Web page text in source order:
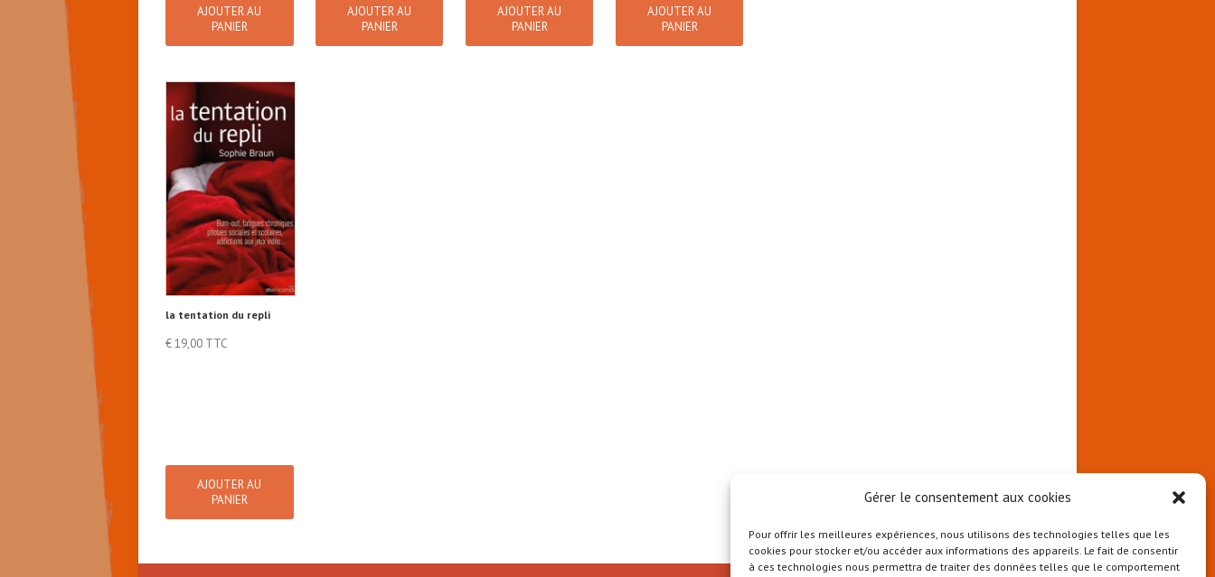
Gérer le consentement aux cookies
Pour offrir les meilleures expériences, nous utilisons des technologies telles que les
cookies pour stocker et/ou accéder aux informations des appareils. Le fait de consentir
à ces technologies nous permettra de traiter des données telles que le comportement
AJOUTER AU
PANIER
AJOUTER AU
PANIER
AJOUTER AU
PANIER
AJOUTER AU
PANIER
la tentation du repli
€19,00 TTC
AJOUTER AU
PANIER